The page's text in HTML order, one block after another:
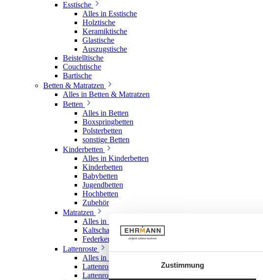
Zustimmung
Esstische
Alles in Esstische
Holztische
Keramiktische
Glastische
Auszugstische
Beistelltische
Couchtische
Bartische
Betten & Matratzen
Alles in Betten & Matratzen
Betten
Alles in Betten
Boxspringbetten
Polsterbetten
sonstige Betten
Kinderbetten
Alles in Kinderbetten
Kinderbetten
Babybetten
Jugendbetten
Hochbetten
Zubehör
Matratzen
Alles in Matratzen
Kaltschaummatratzen
Federkernmatratzen
Lattenroste
Alles in Lattenroste
Lattenroste starr
Lattenroste verstellbar